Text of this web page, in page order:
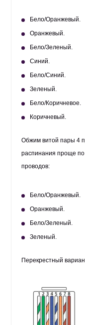
Бело/Оранжевый.
Оранжевый.
Бело/Зеленый.
Синий.
Бело/Синий.
Зеленый.
Бело/Коричневое.
Коричневый.
Обжим витой пары 4
распинания проще
проводов:
Бело/Оранжевый.
Оранжевый.
Бело/Зеленый.
Зеленый.
Перекрестный